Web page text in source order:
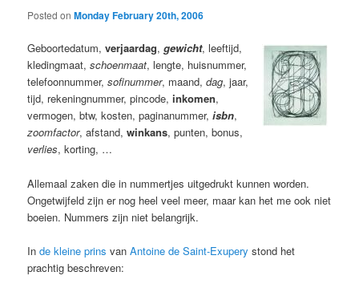
Posted onMonday February 20th, 2006
Geboortedatum,verjaardag,gewicht,leeftijd,
kledingmaat,schoenmaat,lengte, huisnummer,
telefoonnummer,sofinummer, maand,dag, jaar,
tijd, rekeningnummer, pincode,inkomen,
vermogen,btw,kosten, paginanummer,isbn,
zoomfactor, afstand,winkans, punten, bonus,
verlies,korting, …
Allemaal zaken die in nummertjes uitgedrukt kunnen worden.
Ongetwijfeld zijn er nog heel veel meer, maar kan het me ook niet
boeien. Nummers zijn niet belangrijk.
Inde kleine prins vanAntoine de Saint-Exupery stond het
prachtig beschreven: